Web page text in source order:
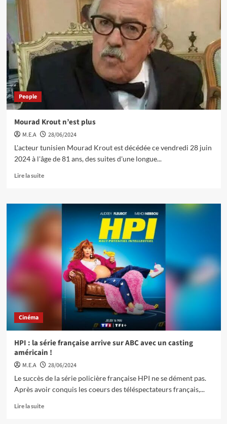
People
Mourad Krout n’est plus
M.E.A
28/06/2024
L'acteur tunisien Mourad Krout est décédée ce vendredi 28 juin
2024 à l'âge de 81 ans, des suites d'une longue...
Lire la suite
Cinéma
HPI : la série française arrive sur ABC avec un casting
américain !
M.E.A
28/06/2024
Le succès de la série policière française HPI ne se dément pas.
Après avoir conquis les coeurs des téléspectateurs français,...
Lire la suite